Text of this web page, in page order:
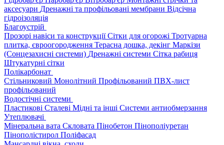
аксесуари Дренажні та профільовані мембрани Відсічна
гідроізоляція
Благоустрій
Прозорі навіси та конструкціїСітки для огорожі Тротуарна
плитка, євроогородження Терасна дошка, декінг Маркізи
(Сонцезахисні системи) Дренажні системи Сітка рабиця
Штукатурні сітки
Полікарбонат
Стільниковий Монолітний Профільований ПВХ-лист
профільований
Водостічні системи
Пластикові Сталеві Мідні та інші Системи антиобмерзання
Утеплювачі
Мінеральна вата Скловата Пінобетон Пінополіуретан
Пінополістирол Поліфасад